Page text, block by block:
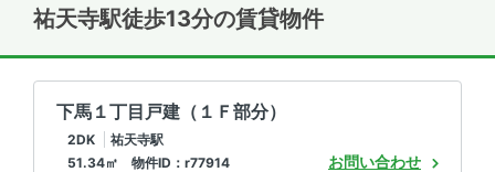
祐天寺駅徒歩13分の賃貸物件
下馬１丁目戸建（１Ｆ部分）
2DK
祐天寺駅
51.34㎡ 物件ID：r77914
お問い合わせ